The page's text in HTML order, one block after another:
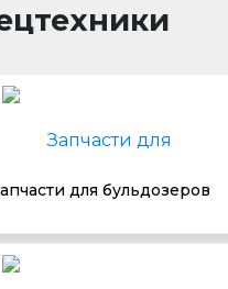
для бульдозеров